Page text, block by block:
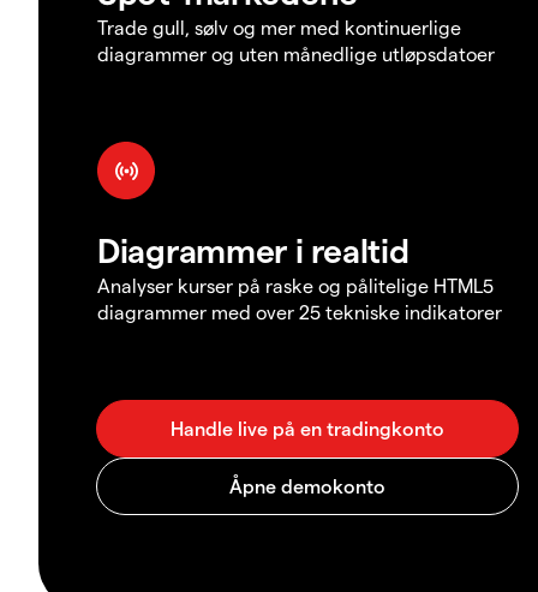
Trade gull, sølv og mer med kontinuerlige
diagrammer og uten månedlige utløpsdatoer
Diagrammer i realtid
Analyser kurser på raske og pålitelige HTML5
diagrammer med over 25 tekniske indikatorer